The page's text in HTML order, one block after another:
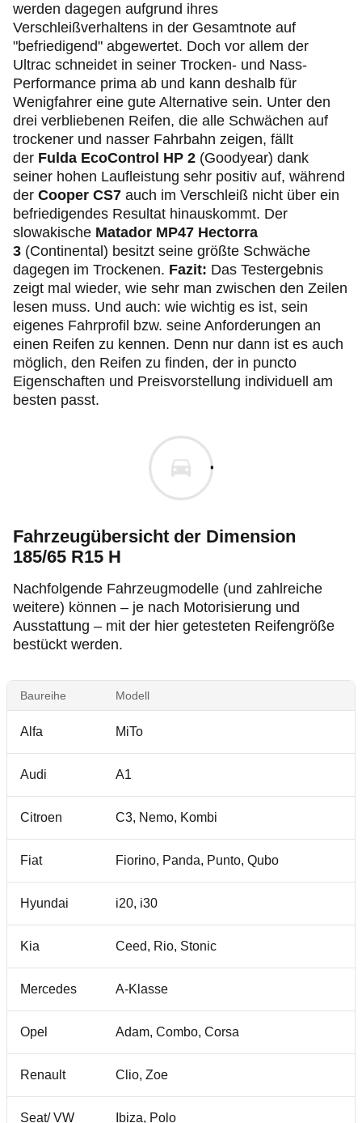
werden dagegen aufgrund ihres
Verschleißverhaltens in der Gesamtnote auf
"befriedigend" abgewertet. Doch vor allem der
Ultrac schneidet in seiner Trocken- und Nass-
Performance prima ab und kann deshalb für
Wenigfahrer eine gute Alternative sein. Unter den
drei verbliebenen Reifen, die alle Schwächen auf
trockener und nasser Fahrbahn zeigen, fällt
der Fulda EcoControl HP 2 (Goodyear) dank
seiner hohen Laufleistung sehr positiv auf, während
der Cooper CS7 auch im Verschleiß nicht über ein
befriedigendes Resultat hinauskommt. Der
slowakische Matador MP47 Hectorra
3 (Continental) besitzt seine größte Schwäche
dagegen im Trockenen. Fazit: Das Testergebnis
zeigt mal wieder, wie sehr man zwischen den Zeilen
lesen muss. Und auch: wie wichtig es ist, sein
eigenes Fahrprofil bzw. seine Anforderungen an
einen Reifen zu kennen. Denn nur dann ist es auch
möglich, den Reifen zu finden, der in puncto
Eigenschaften und Preisvorstellung individuell am
besten passt.
Fahrzeugübersicht der Dimension
185/65 R15 H
Nachfolgende Fahrzeugmodelle (und zahlreiche
weitere) können – je nach Motorisierung und
Ausstattung – mit der hier getesteten Reifengröße
bestückt werden.
Baureihe Modell
Alfa MiTo
Audi A1
Citroen C3, Nemo, Kombi
Fiat Fiorino, Panda, Punto, Qubo
Hyundai i20, i30
Kia Ceed, Rio, Stonic
Mercedes A-Klasse
Opel Adam, Combo, Corsa
Renault Clio, Zoe
Seat/ VW Ibiza, Polo